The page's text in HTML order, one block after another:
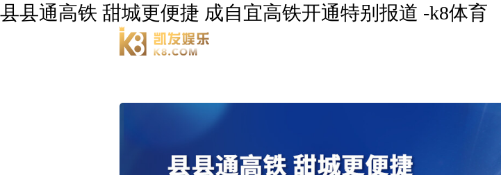
县县通高铁 甜城更便捷 成自宜高铁开通特别报道 -k8体育